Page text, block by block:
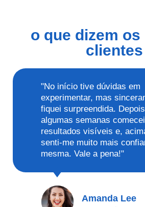
o que dizem
clientes
"No início tive dúvidas em
experimentar, mas
fiquei surpreendida.
algumas semanas
resultados visíveis e,
senti-me muito mais
mesma. Vale a pena!"
Amanda Lee